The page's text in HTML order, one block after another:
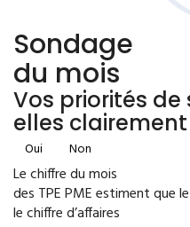
Sondage
du mois
Vos priorités
elles
Oui Non
Le chiffre du mois
des TPE PME estiment que
le chiffre d’affaires